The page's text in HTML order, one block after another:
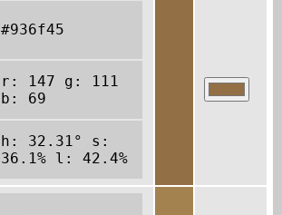
#936f45
r: 147 g: 111
b: 69
h: 32.31° s:
36.1% l: 42.4%